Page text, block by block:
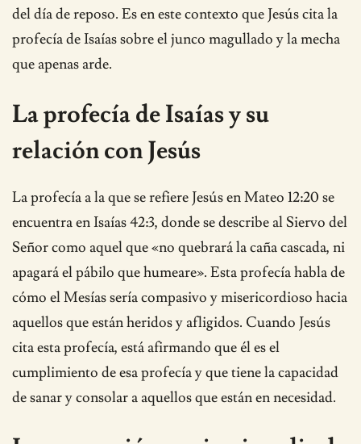
del día de reposo. Es en este contexto que Jesús cita la
profecía de Isaías sobre el junco magullado y la mecha
que apenas arde.
La profecía de Isaías y su
relación con Jesús
La profecía a la que se refiere Jesús en Mateo 12:20 se
encuentra en Isaías 42:3, donde se describe al Siervo del
Señor como aquel que «no quebrará la caña cascada, ni
apagará el pábilo que humeare». Esta profecía habla de
cómo el Mesías sería compasivo y misericordioso hacia
aquellos que están heridos y afligidos. Cuando Jesús
cita esta profecía, está afirmando que él es el
cumplimiento de esa profecía y que tiene la capacidad
de sanar y consolar a aquellos que están en necesidad.